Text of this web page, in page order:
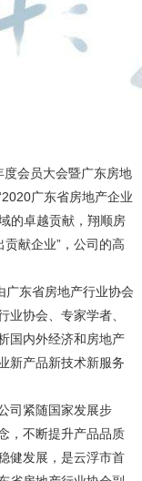
会员大会暨广东房地
广东省房地产企业
的卓越贡献，翔顺房
献企业”，公司的高
东省房地产行业协会
业协会、专家学者、
国内外经济和房地产
新产品新技术新服务
紧随国家发展步
，不断提升产品品质
健发展，是云浮市首